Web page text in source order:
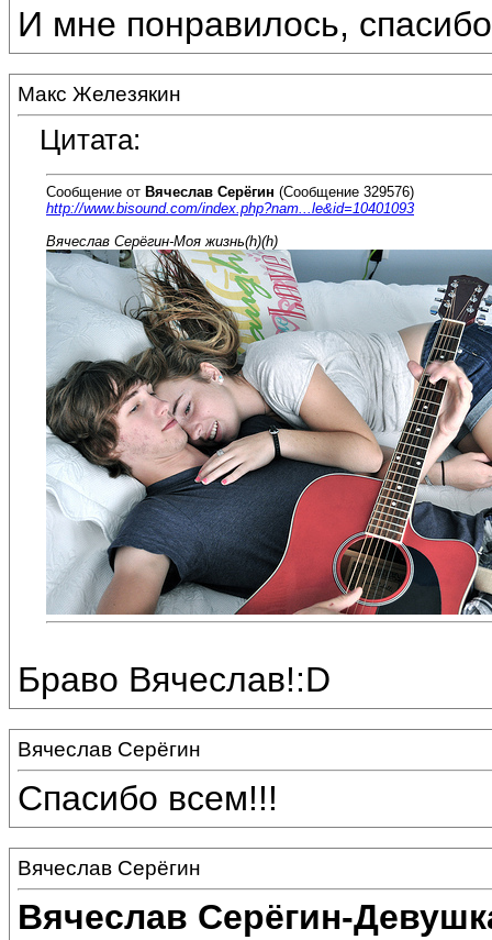
И мне понравилось,
Макс Железякин
Цитата:
Сообщение от Вячеслав Серёгин (Сообщение 329576)
http://www.bisound.com/index.php?nam...le&id=10401093
Вячеслав Серёгин-Моя жизнь(h)(h)
Браво Вячеслав!:D
Вячеслав Серёгин
Спасибо всем!!!
Вячеслав Серёгин
Вячеслав Серёгин-